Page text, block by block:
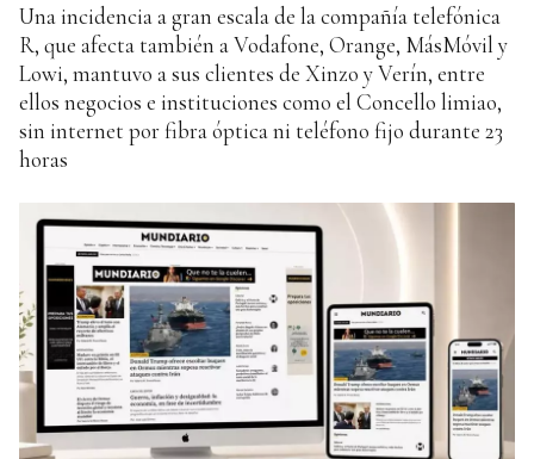
Una incidencia a gran escala de la compañía telefónica
R, que afecta también a Vodafone, Orange, MásMóvil y
Lowi, mantuvo a sus clientes de Xinzo y Verín, entre
ellos negocios e instituciones como el Concello limiao,
sin internet por fibra óptica ni teléfono fijo durante 23
horas